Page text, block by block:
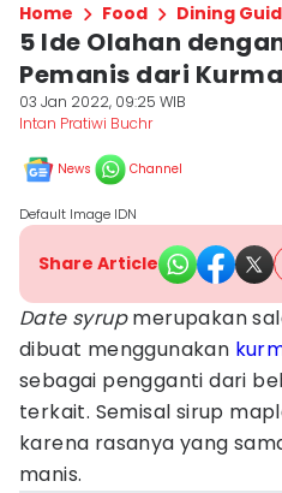
Home Food Dining
5 Ide Olahan
Pemanis dari
03 Jan 2022, 09:25 WIB
Intan Pratiwi Buchr
News Channel
Default Image IDN
Share Article
Date syrupmerupakan
dibuat menggunakan
sebagai pengganti dari
terkait. Semisal sirup
karena rasanya yang
manis.